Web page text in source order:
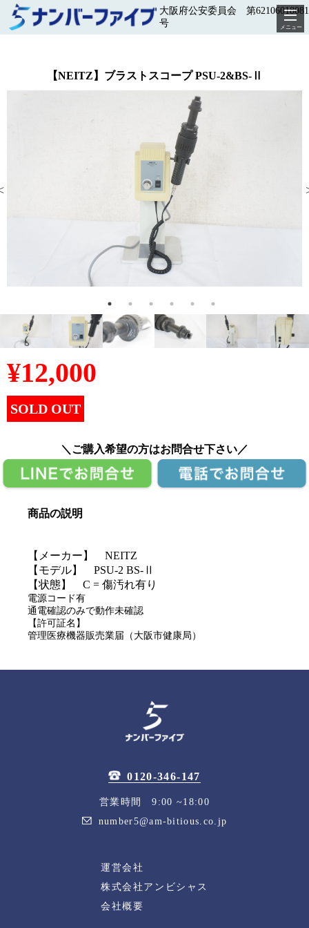
大阪府公安委員会 第
号
メニュー
【NEITZ】ブラストスコープ PSU-2&BS-Ⅱ
¥12,000
SOLD OUT
＼ご購入希望の方はお問合せ下さい／
商品の説明
【メーカー】 NEITZ
【モデル】 PSU-2 BS-Ⅱ
【状態】 C = 傷汚れ有り
電源コード有
通電確認のみで動作未確認
【許可証名】
管理医療機器販売業届（大阪市健康局）
0120-346-147
営業時間 9:00 ~18:00
number5@am-bitious.co.jp
運営会社
株式会社アンビシャス
会社概要